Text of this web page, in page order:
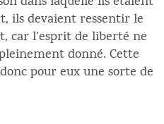
ils devaient ressentir le
car l’esprit de liberté ne
donné. Cette
pour eux une sorte de